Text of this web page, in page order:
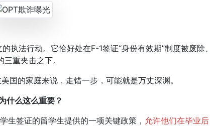
法行动。它恰好处在F-1签证“身份有效期”制度被废除、
重夹击之下。
的家庭来说，走错一步，可能就是万丈深渊。
什么这么重要？
签证的留学生提供的一项关键政策， 允许他们在毕业后